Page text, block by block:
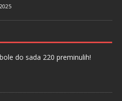
do sada 220 preminulih!